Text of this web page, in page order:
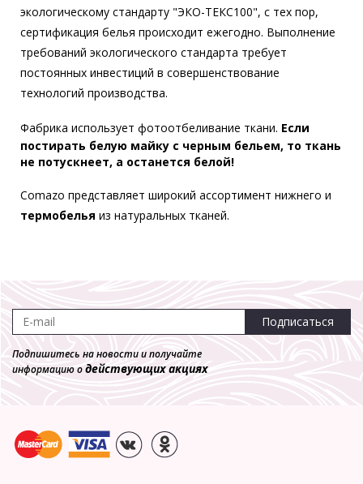
Бюстгальтер Milabel 10003
1 480 р. 444 р.
экологическому стандарту "ЭКО-ТЕКС100", с тех пор,
сертификация белья происходит ежегодно. Выполнение
требований экологического стандарта требует
постоянных инвестиций в совершенствование
технологий производства.
Фабрика использует фотоотбеливание ткани. Если
постирать белую майку с черным бельем, то ткань
не потускнеет, а останется белой!
Comazo представляет широкий ассортимент нижнего и
термобелья из натуральных тканей.
Подписаться
Подпишитесь на новости и получайте
информацию одействующих акциях